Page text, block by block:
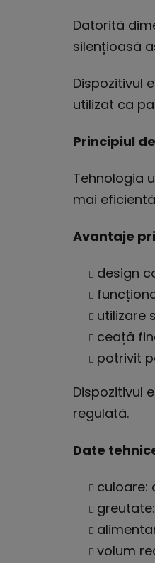
Datorită
silențioasă
Dispozitivul
utilizat ca
Principiul
Tehnologia
mai
Avantaje
design
utilizare
ceață
potrivit
Dispozitivul
regulată.
Date
culoare:
greutate:
volum